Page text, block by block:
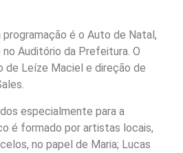
é o Auto de Natal,
Auditório da Prefeitura. O
Leíze Maciel e direção de
especialmente para a
é formado por artistas locais,
no papel de Maria; Lucas